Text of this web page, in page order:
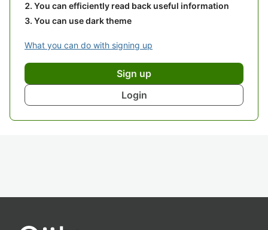
You can efficiently read back useful information
You can use dark theme
What you can do with signing up
Sign up
Login